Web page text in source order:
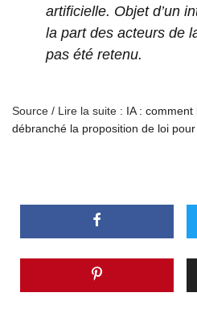
artificielle. Objet d’un
la part des acteurs de
pas été retenu.
Source / Lire la suite : IA :
débranché la proposition de loi